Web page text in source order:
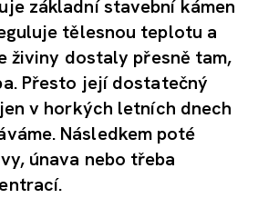
základní stavební kámen
tělesnou teplotu a
živiny dostaly přesně tam,
Přesto její dostatečný
v horkých letních dnech
Následkem poté
únava nebo třeba